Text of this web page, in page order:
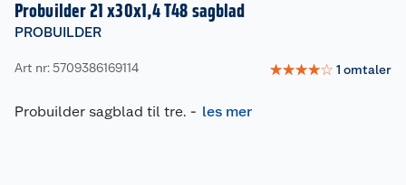
Probuilder 21 x30x1,4 T48 sagblad
PROBUILDER
Art nr: 5709386169114 ☆☆☆☆☆ 1 omtaler
Probuilder sagblad til tre. - les mer